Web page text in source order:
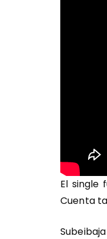
El single
Cuenta